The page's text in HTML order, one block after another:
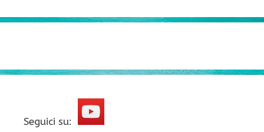
Seguici su: